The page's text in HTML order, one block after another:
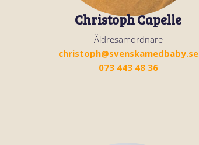
Christoph Capelle
Äldresamordnare
christoph@svenskamedbaby.se
073 443 48 36